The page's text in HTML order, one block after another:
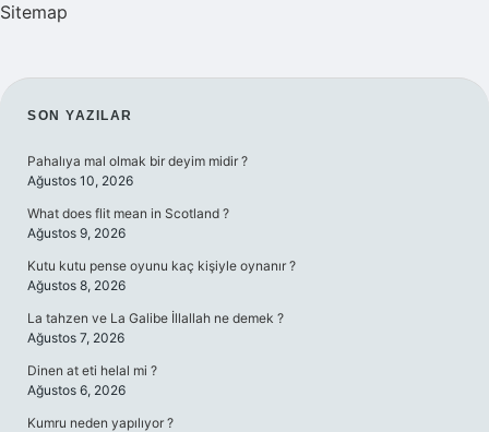
Sitemap
SIDEBAR
SON YAZILAR
Pahalıya mal olmak bir deyim midir ?
Ağustos 10, 2026
What does flit mean in Scotland ?
Ağustos 9, 2026
Kutu kutu pense oyunu kaç kişiyle oynanır ?
Ağustos 8, 2026
La tahzen ve La Galibe İllallah ne demek ?
Ağustos 7, 2026
Dinen at eti helal mi ?
Ağustos 6, 2026
Kumru neden yapılıyor ?